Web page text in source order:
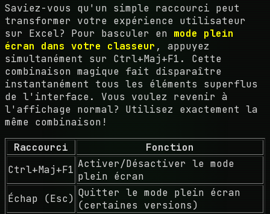
Saviez-vous qu'un simple raccourci peut
transformer votre expérience utilisateur
sur Excel? Pour basculer en mode plein
écran dans votre classeur , appuyez
simultanément sur Ctrl+Maj+F1. Cette
combinaison magique fait disparaître
instantanément tous les éléments superflus
de l'interface. Vous voulez revenir à
l'affichage normal? Utilisez exactement la
même combinaison!
Raccourci
Fonction
Ctrl+Maj+F1 Activer/Désactiver le mode
plein écran
Échap (Esc) Quitter le mode plein écran
(certaines versions)